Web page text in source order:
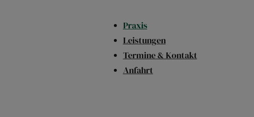
Praxis
Leistungen
Termine & Kontakt
Anfahrt